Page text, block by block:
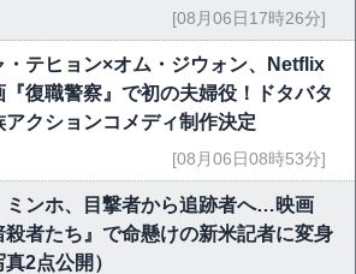
祭で快挙｜Netflix映画[08月06日17時26分]
・テヒョン×オム・ジウォン、Netflix
『復職警察』で初の夫婦役！ドタバタ
アクションコメディ制作決定
[08月06日08時53分]
ミンホ、目撃者から追跡者へ…映画
殺者たち』で命懸けの新米記者に変身
真2点公開）